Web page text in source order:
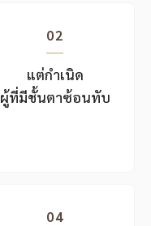
02
แต่กำเนิด
ผู้ที่มีชั้นตาซ้อนทับ
04